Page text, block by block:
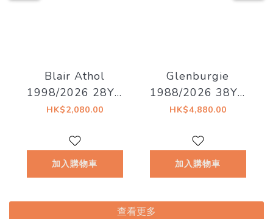
Blair Athol
1998/2026 28YO
52.8% Decadent
Drams
HK$2,080.00
加入購物車
Glenburgie
1988/2026 38YO
Refill Hogshead
Drinks -
Whiskyland
[Chapter Thirty
HK$4,880.00
加入購物車
查看更多